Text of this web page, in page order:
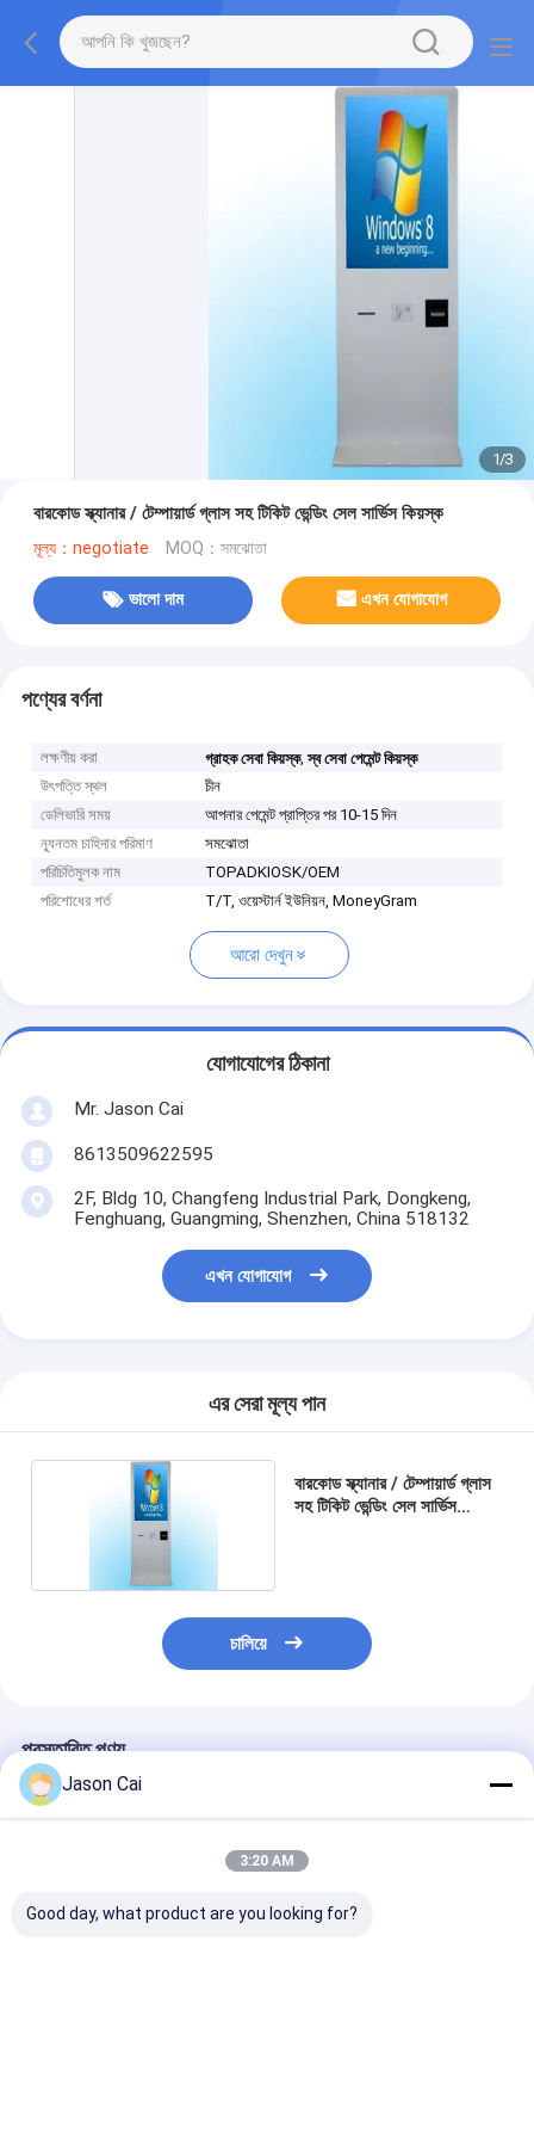
1/3
বারকোড স্ক্যানার / টেম্পায়ার্ড গ্লাস সহ টিকিট ভেন্ডিং সেল সার্ভিস কিয়স্ক
মূল্য：negotiate MOQ：সমঝোতা
ভালো দাম এখন যোগাযোগ
পণ্যের বর্ণনা
লক্ষণীয় করা গ্রাহক সেবা কিয়স্ক,স্ব সেবা পেমেন্ট কিয়স্ক
উৎপত্তি স্থল
চীন
ডেলিভারি সময়
আপনার পেমেন্ট প্রাপ্তির পর 10-15 দিন
ন্যূনতম চাহিদার পরিমাণ
সমঝোতা
পরিচিতিমুলক নাম
TOPADKIOSK/OEM
পরিশোধের শর্ত
T/T, ওয়েস্টার্ন ইউনিয়ন, MoneyGram
আরো দেখুন
যোগাযোগের ঠিকানা
Mr. Jason Cai
8613509622595
2F, Bldg 10, Changfeng Industrial Park, Dongkeng,
Fenghuang, Guangming, Shenzhen, China 518132
এখন যোগাযোগ
এর সেরা মূল্য পান
বারকোড স্ক্যানার / টেম্পায়ার্ড গ্লাস
সহ টিকিট ভেন্ডিং সেল সার্ভিস
চালিয়ে
প্রস্তাবিত পণ্য
Jason Cai
3:20 AM
Good day, what product are you looking for?